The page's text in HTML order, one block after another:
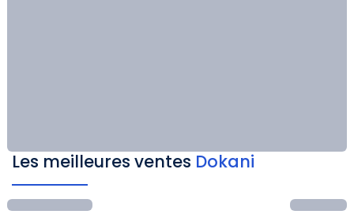
Les meilleures ventes Dokani